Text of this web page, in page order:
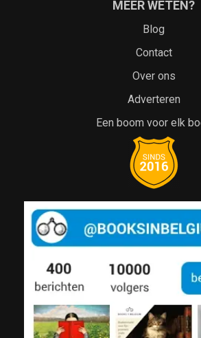
MEER WETEN?
Blog
Contact
Over ons
Adverteren
Een boom voor elk